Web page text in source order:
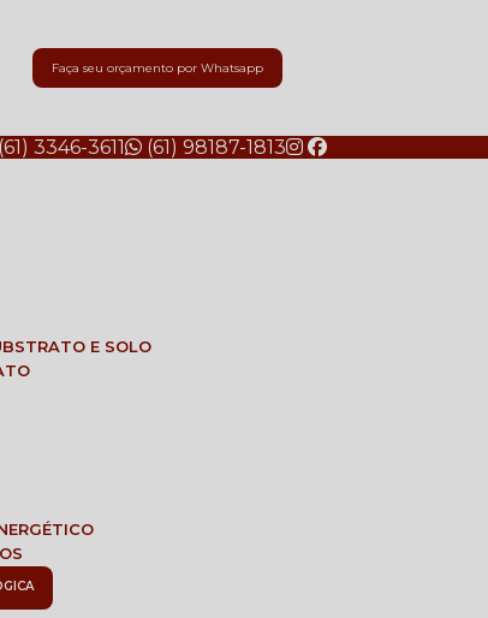
Faça seu orçamento por Whatsapp
3346-3611 (61) 98187-1813
E SOLO